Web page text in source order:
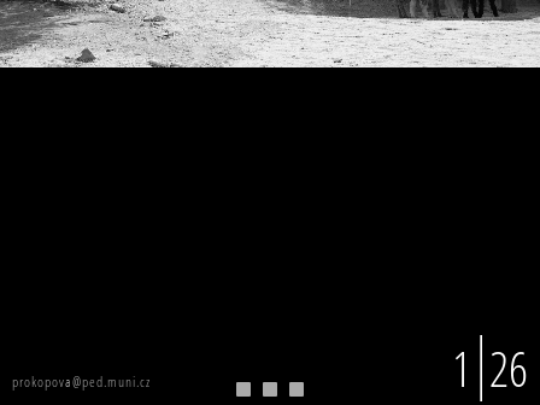
1 26
prokopova@ped.muni.cz